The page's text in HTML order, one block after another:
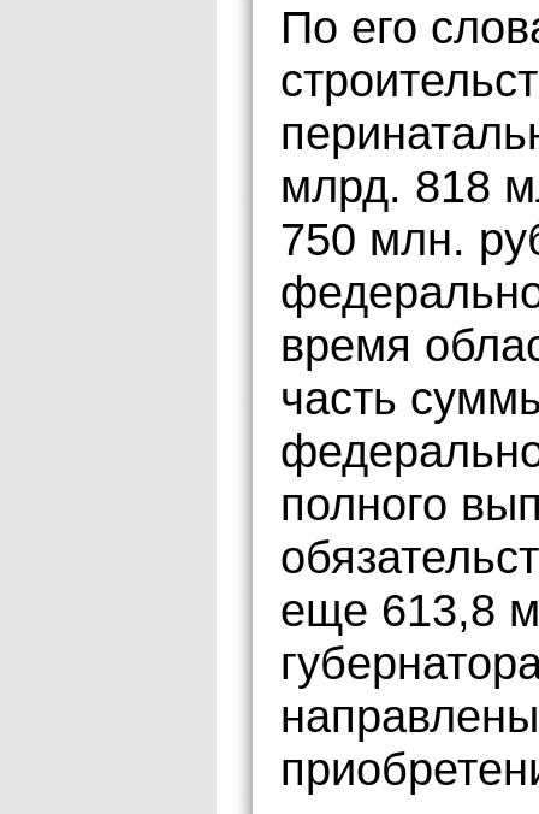
По его
млрд. 818
750 млн.
время
часть
полного
еще 613,8